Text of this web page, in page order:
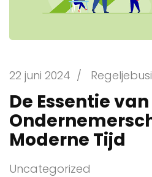
22 juni 2024 /
De Essentie
Moderne Tijd
Uncategorized